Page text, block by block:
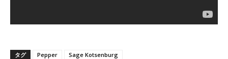
タグ Pepper Sage Kotsenburg